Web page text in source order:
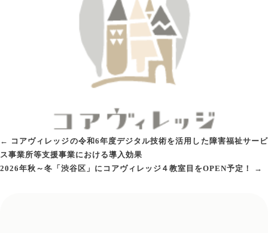
投
稿
ナ
← コアヴィレッジの令和6年度デジタル技術を活用した障害福祉サービ
ス事業所等支援事業における導入効果
2026年秋～冬「渋谷区」にコアヴィレッジ４教室目をOPEN予定！
→